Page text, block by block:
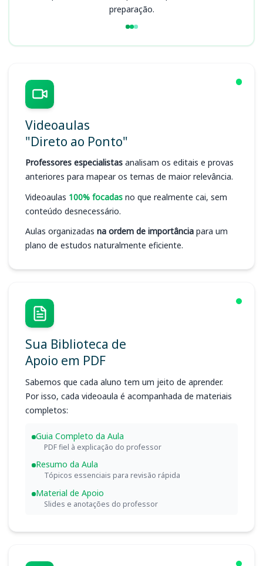
preparação.
Videoaulas
"Direto ao Ponto"
Professores especialistas analisam os editais e provas
anteriores para mapear os temas de maior relevância.
Videoaulas 100% focadas no que realmente cai, sem
conteúdo desnecessário.
Aulas organizadas na ordem de importância para um
plano de estudos naturalmente eficiente.
Sua Biblioteca de
Apoio em PDF
Sabemos que cada aluno tem um jeito de aprender.
Por isso, cada videoaula é acompanhada de materiais
completos:
Guia Completo da Aula
PDF fiel à explicação do professor
Resumo da Aula
Tópicos essenciais para revisão rápida
Material de Apoio
Slides e anotações do professor